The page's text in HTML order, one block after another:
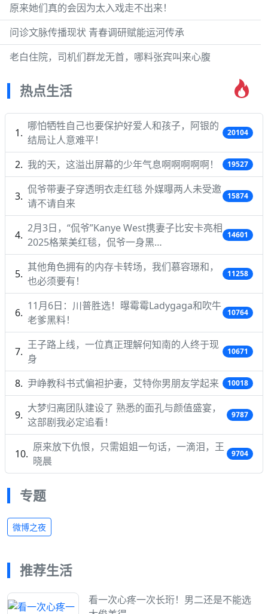
原来她们真的会因为太入戏走不出来！
问诊文脉传播现状 青春调研赋能运河传承
老白住院，司机们群龙无首，哪料张宾叫来心腹
热点生活
哪怕牺牲自己也要保护好爱人和孩子，阿银的
结局让人意难平！
20104
我的天，这溢出屏幕的少年气息啊啊啊啊啊！ 19527
侃爷带妻子穿透明衣走红毯 外媒曝两人未受邀
请不请自来
15874
2月3日，“侃爷”Kanye West携妻子比安卡亮相
2025格莱美红毯，侃爷一身黑…
14601
其他角色拥有的内存卡转场，我们慕容璟和，
也必须要有！
11258
11月6日：川普胜选！曝霉霉Ladygaga和吹牛
老爹黑料！
10764
王子路上线，一位真正理解何知南的人终于现
身
10671
尹峥教科书式偏袒护妻，艾特你男朋友学起来 10018
大梦归离团队建设了 熟悉的面孔与颜值盛宴，
这部剧我必定追看！
9787
原来放下仇恨，只需姐姐一句话，一滴泪，王
晓晨
9704
专题
微博之夜
推荐生活
看一次心疼一次长珩！男二还是不能选